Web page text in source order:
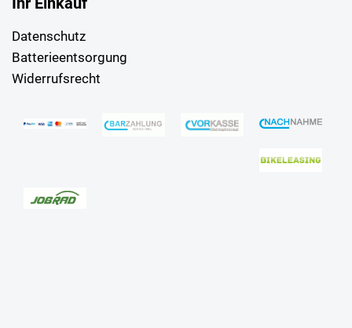
Datenschutz
Batterieentsorgung
Widerrufsrecht